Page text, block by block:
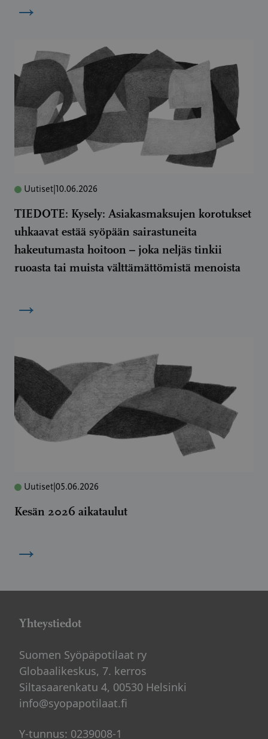
→
Uutiset 10.06.2026
TIEDOTE: Kysely: Asiakasmaksujen korotukset
uhkaavat estää syöpään sairastuneita
hakeutumasta hoitoon – joka neljäs tinkii
ruoasta tai muista välttämättömistä menoista
→
Uutiset 05.06.2026
Kesän 2026 aikataulut
→
Yhteystiedot
Suomen Syöpäpotilaat ry
Globaalikeskus, 7. kerros
Siltasaarenkatu 4, 00530 Helsinki
info@syopapotilaat.fi
Y-tunnus: 0239008-1